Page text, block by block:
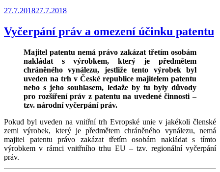
Publikováno
27.7.201827.7.2018
Vyčerpání práv a omezení účinku patentu
Majitel patentu nemá právo zakázat třetím osobám
nakládat s výrobkem, který je předmětem
chráněného vynálezu, jestliže tento výrobek byl
uveden na trh v České republice majitelem patentu
nebo s jeho souhlasem, ledaže by tu byly důvody
pro rozšíření práv z patentu na uvedené činnosti –
tzv. národní vyčerpání práv.
Pokud byl uveden na vnitřní trh Evropské unie v jakékoli členské
zemi výrobek, který je předmětem chráněného vynálezu, nemá
majitel patentu právo zakázat třetím osobám nakládat s tímto
výrobkem v rámci vnitřního trhu EU – tzv. regionální vyčerpání
práv.